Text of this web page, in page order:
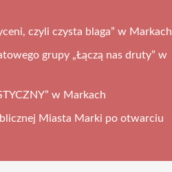
czyli czysta blaga” w Markach
grupy „Łączą nas druty” w
w Markach
Miasta Marki po otwarciu